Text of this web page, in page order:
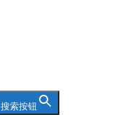
搜索按钮